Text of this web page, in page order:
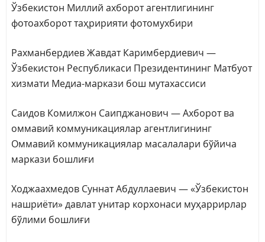
Ўзбекистон Миллий ахборот агентлигининг
фотоахборот таҳририяти фотомухбири
Рахманбердиев Жавдат Каримбердиевич —
Ўзбекистон Республикаси Президентининг Матбуот
хизмати Медиа-маркази бош мутахассиси
Саидов Комилжон Саипджанович — Ахборот ва
оммавий коммуникациялар агентлигининг
Оммавий коммуникациялар масалалари бўйича
маркази бошлиғи
Ходжаахмедов Суннат Абдуллаевич — «Ўзбекистон
нашриёти» давлат унитар корхонаси муҳаррирлар
бўлими бошлиғи